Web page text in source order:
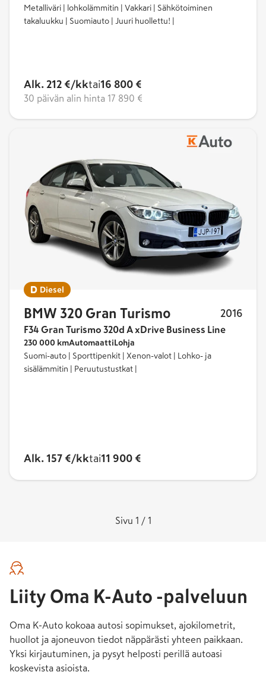
Metalliväri | lohkolämmitin | Vakkari | Sähkötoiminen
takaluukku | Suomiauto | Juuri huollettu! |
Alk. 212 €/kktai16 800 €
30 päivän alin hinta 17 890 €
Diesel
BMW 320 Gran Turismo 2016
F34 Gran Turismo 320d A xDrive Business Line
230 000 kmAutomaattiLohja
Suomi-auto | Sporttipenkit | Xenon-valot | Lohko- ja
sisälämmitin | Peruutustustkat |
Alk. 157 €/kktai11 900 €
Sivu 1 / 1
Liity Oma K-Auto -palveluun
Oma K-Auto kokoaa autosi sopimukset, ajokilometrit,
huollot ja ajoneuvon tiedot näppärästi yhteen paikkaan.
Yksi kirjautuminen, ja pysyt helposti perillä autoasi
koskevista asioista.